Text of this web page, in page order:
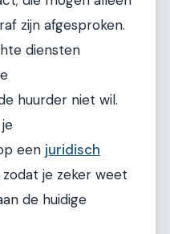
zijn afgesproken.
diensten
huurder niet wil.
een juridisch
zodat je zeker weet
de huidige